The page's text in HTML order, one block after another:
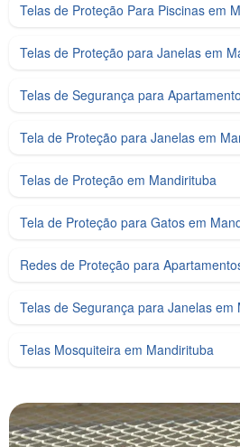
Telas de Proteção Para Piscinas em
Telas de Proteção para Janelas em
Telas de Segurança para
Tela de Proteção para Janelas em
Telas de Proteção em Mandirituba
Tela de Proteção para Gatos em
Redes de Proteção para
Telas de Segurança para Janelas em
Telas Mosquiteira em Mandirituba